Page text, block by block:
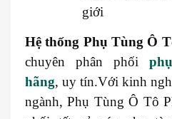
giới
Hệ thống Phụ Tùng Ô
chuyên phân phối
hãng, uy tín.Với kinh
ngành, Phụ Tùng Ô Tô